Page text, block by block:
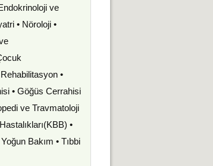
ve
• Nöroloji •
•
• Göğüs Cerrahisi
ve Travmatoloji
•
Bakım • Tıbbi